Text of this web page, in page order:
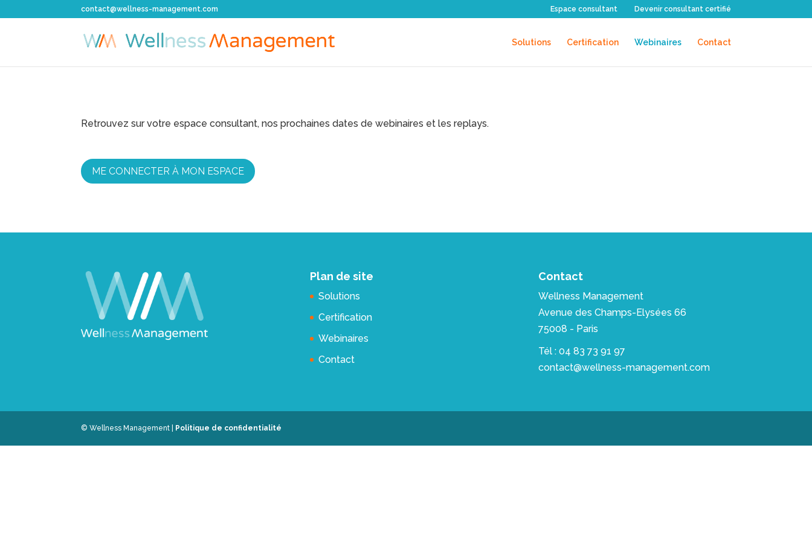
contact@wellness-management.com Espace consultant Devenir consultant certifié
Solutions Certification Webinaires Contact
Retrouvez sur votre espace consultant, nos prochaines dates de webinaires et les replays.
ME CONNECTER À MON ESPACE
Plan de site
Solutions
Certification
Webinaires
Contact
Contact
Wellness Management
Avenue des Champs-Elysées 66
75008 - Paris
Tél : 04 83 73 91 97
contact@wellness-management.com
© Wellness Management | Politique de confidentialité